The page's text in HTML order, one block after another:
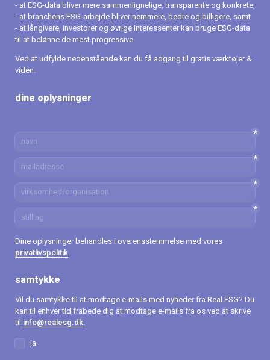
- at ESG-data bliver mere sammenlignelige, transparente og konkrete,
- at branchens ESG-arbejde bliver nemmere, bedre og billigere, samt
- at långivere, investorer og øvrige interessenter kan bruge ESG-data
til at belønne de mest progressive.
Ved at udfylde nedenstående kan du få adgang til gratis værktøjer &
viden.
dine oplysninger
*
*
*
*
privatlivspolitik
samtykke
Vil du samtykke til at modtage e-mails med nyheder fra Real ESG? Du
kan til enhver tid frabede dig at modtage e-mails fra os ved at skrive
til info@realesg.dk.
ja